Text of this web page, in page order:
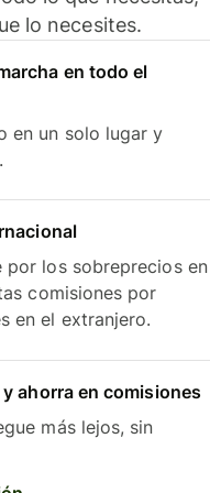
lo necesites.
en todo el
en un solo lugar y
por los sobreprecios en
comisiones por
en el extranjero.
ahorra en comisiones
más lejos, sin